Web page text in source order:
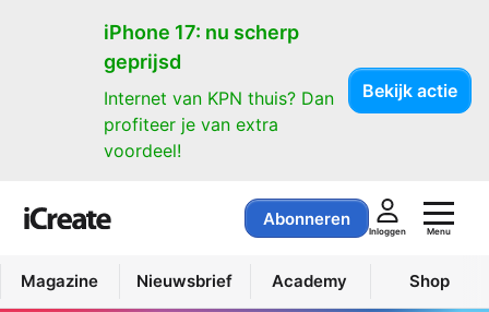
iPhone 17: nu scherp
geprijsd
Internet van KPN thuis? Dan
profiteer je van extra
voordeel!
Bekijk actie
Abonneren
Inloggen Menu
Magazine Nieuwsbrief Academy Shop